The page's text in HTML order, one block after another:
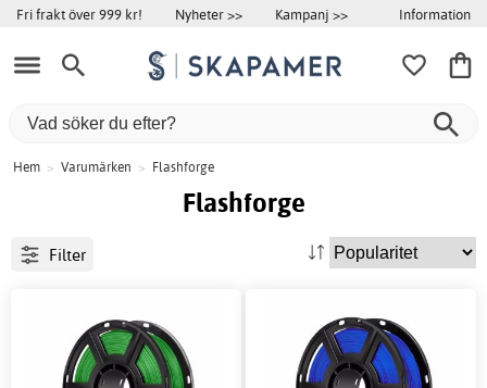
Fri frakt över 999 kr! Nyheter >> Kampanj >> Information
Hem > Varumärken > Flashforge
Flashforge
Filter